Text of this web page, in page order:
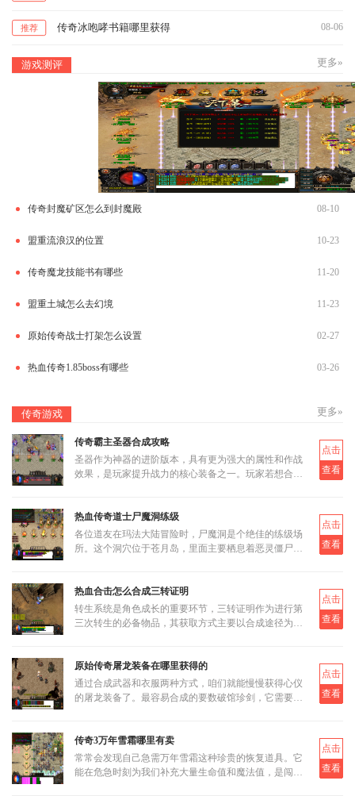
推荐 传奇冰咆哮书籍哪里获得 08-06
游戏测评 更多»
传奇封魔矿区怎么到封魔殿 08-10
盟重流浪汉的位置 10-23
传奇魔龙技能书有哪些 11-20
盟重土城怎么去幻境 11-23
原始传奇战士打架怎么设置 02-27
热血传奇1.85boss有哪些 03-26
传奇游戏 更多»
传奇霸主圣器合成攻略
圣器作为神器的进阶版本，具有更为强大的属性和作战
效果，是玩家提升战力的核心装备之一。玩家若想合成
点击
查看
热血传奇道士尸魔洞练级
各位道友在玛法大陆冒险时，尸魔洞是个绝佳的练级场
所。这个洞穴位于苍月岛，里面主要栖息着恶灵僵尸和
点击
查看
热血合击怎么合成三转证明
转生系统是角色成长的重要环节，三转证明作为进行第
三次转生的必备物品，其获取方式主要以合成途径为
点击
查看
原始传奇屠龙装备在哪里获得的
通过合成武器和衣服两种方式，咱们就能慢慢获得心仪
的屠龙装备了。最容易合成的要数破馆珍剑，它需要的
点击
查看
传奇3万年雪霜哪里有卖
常常会发现自己急需万年雪霜这种珍贵的恢复道具。它
能在危急时刻为我们补充大量生命值和魔法值，是闯荡
点击
查看